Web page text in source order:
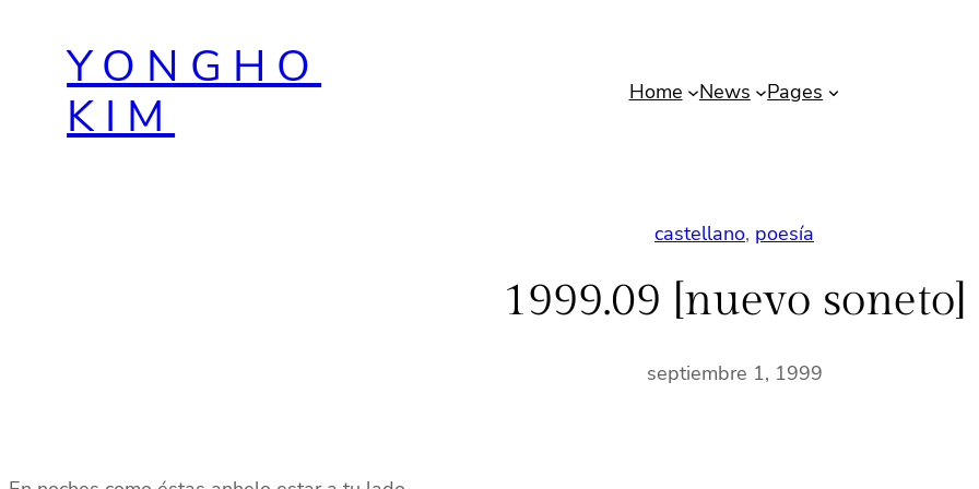
contenidoYONGHO
KIM
Home News Pages
castellano, poesía
1999.09 [nuevo soneto]
septiembre 1, 1999